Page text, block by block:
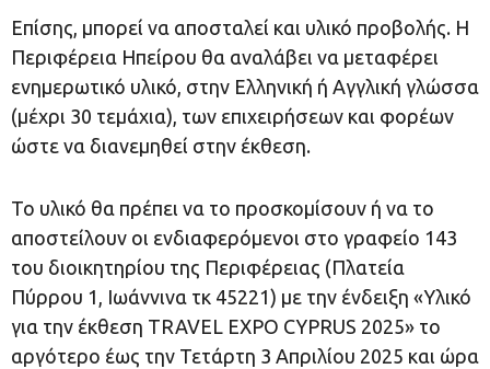
Επίσης, μπορεί να αποσταλεί και υλικό προβολής. Η
Περιφέρεια Ηπείρου θα αναλάβει να μεταφέρει
ενημερωτικό υλικό, στην Ελληνική ή Αγγλική γλώσσα
(μέχρι 30 τεμάχια), των επιχειρήσεων και φορέων
ώστε να διανεμηθεί στην έκθεση.
Το υλικό θα πρέπει να το προσκομίσουν ή να το
αποστείλουν οι ενδιαφερόμενοι στο γραφείο 143
του διοικητηρίου της Περιφέρειας (Πλατεία
Πύρρου 1, Ιωάννινα τκ 45221) με την ένδειξη «Υλικό
για την έκθεση TRAVEL EXPO CYPRUS 2025» το
αργότερο έως την Τετάρτη 3 Απριλίου 2025 και ώρα